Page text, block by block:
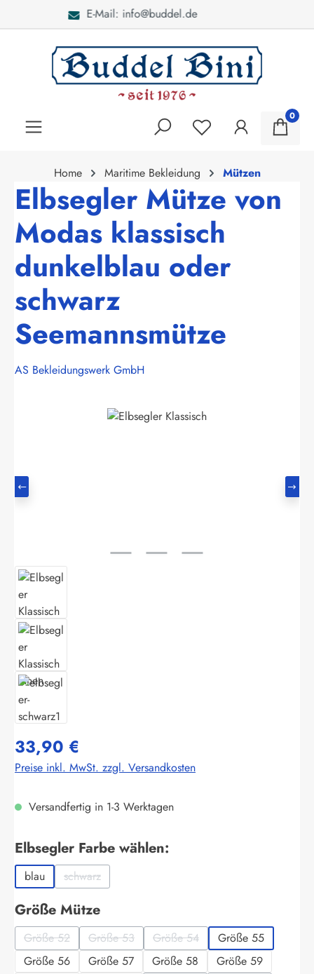
Bei Fragen: 040 - 46 28 52
0
Home Maritime Bekleidung Mützen
Elbsegler Mütze von
Modas klassisch
dunkelblau oder
schwarz
Seemannsmütze
AS Bekleidungswerk GmbH
Bildergalerie überspringen
33,90 €
Preise inkl. MwSt. zzgl. Versandkosten
Versandfertig in 1-3 Werktagen
Elbsegler Farbe wählen:
blau schwarz
(Diese Option ist zurzeit nicht verfügbar.)
Größe Mützeauswählen
Größe 52
(Diese Option ist zurzeit nicht verfügbar.)
Größe 53
(Diese Option ist zurzeit nicht verfügbar.)
Größe 54
(Diese Option ist zurzeit nicht
Größe 55
Größe 56
Größe 57 Größe 58
Größe 59